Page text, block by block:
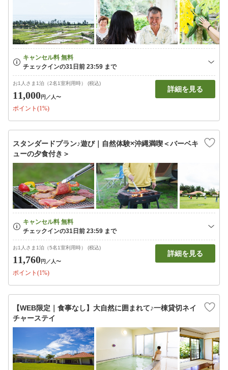
お1人さま1泊（2名1室利用時） (税込)
11,000円 ／人〜
ポイント(1%)
詳細を見る
スタンダードプラン♪遊び｜自然体験×沖縄満喫＜バーベキ
ューの夕食付き＞
お1人さま1泊（5名1室利用時） (税込)
11,760円 ／人〜
ポイント(1%)
詳細を見る
【WEB限定｜食事なし】大自然に囲まれて♪一棟貸切ネイ
チャーステイ